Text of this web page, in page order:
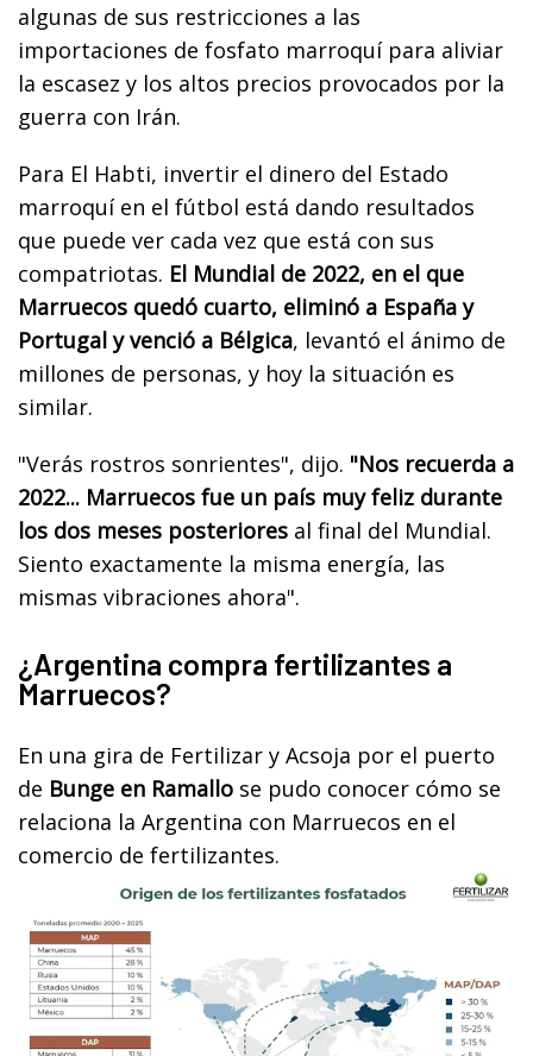
algunas de sus restricciones a las
importaciones de fosfato marroquí para aliviar
la escasez y los altos precios provocados por la
guerra con Irán.
Para El Habti, invertir el dinero del Estado
marroquí en el fútbol está dando resultados
que puede ver cada vez que está con sus
compatriotas. El Mundial de 2022, en el que
Marruecos quedó cuarto, eliminó a España y
Portugal y venció a Bélgica, levantó el ánimo de
millones de personas, y hoy la situación es
similar.
"Verás rostros sonrientes", dijo. "Nos recuerda a
2022... Marruecos fue un país muy feliz durante
los dos meses posteriores al final del Mundial.
Siento exactamente la misma energía, las
mismas vibraciones ahora".
¿Argentina compra fertilizantes a
Marruecos?
En una gira de Fertilizar y Acsoja por el puerto
de Bunge en Ramallo se pudo conocer cómo se
relaciona la Argentina con Marruecos en el
comercio de fertilizantes.